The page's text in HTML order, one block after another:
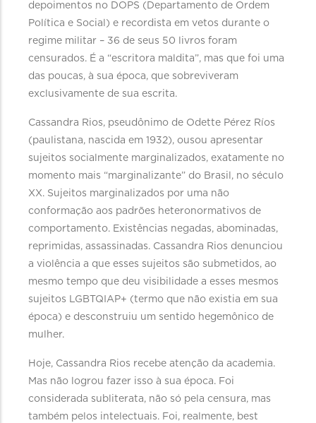
depoimentos no DOPS (Departamento de Ordem
Política e Social) e recordista em vetos durante o
regime militar – 36 de seus 50 livros foram
censurados. É a “escritora maldita”, mas que foi uma
das poucas, à sua época, que sobreviveram
exclusivamente de sua escrita.
Cassandra Rios, pseudônimo de Odette Pérez Ríos
(paulistana, nascida em 1932), ousou apresentar
sujeitos socialmente marginalizados, exatamente no
momento mais “marginalizante” do Brasil, no século
XX. Sujeitos marginalizados por uma não
conformação aos padrões heteronormativos de
comportamento. Existências negadas, abominadas,
reprimidas, assassinadas. Cassandra Rios denunciou
a violência a que esses sujeitos são submetidos, ao
mesmo tempo que deu visibilidade a esses mesmos
sujeitos LGBTQIAP+ (termo que não existia em sua
época) e desconstruiu um sentido hegemônico de
mulher.
Hoje, Cassandra Rios recebe atenção da academia.
Mas não logrou fazer isso à sua época. Foi
considerada subliterata, não só pela censura, mas
também pelos intelectuais. Foi, realmente, best